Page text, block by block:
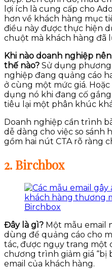
lợi ích là cung cấp cho
hơn về khách hàng mục
điều này được thực hiện
chuột mà khách hàng đã
Khi nào doanh nghiệp
thế nào? Sử dụng
nghiệp đang quảng cáo
ở cùng một mức giá.
dụng nó khi đang cố
tiêu lại một phân khúc
Doanh nghiệp cần trình
dễ dàng cho việc so sánh
gồm hai nút CTA rõ ràng
2. Birchbox
Đây là gì? Một mẫu email
dùng để quảng cáo cho
tác, được ngụy trang một
chương trình giảm giá
email của khách hàng.